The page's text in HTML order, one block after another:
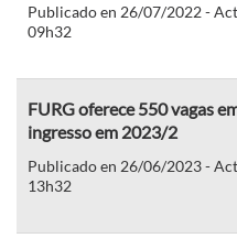
Publicado en 26/07/2022 -
09h32
FURG oferece 550 vagas
ingresso em 2023/2
Publicado en 26/06/2023 -
13h32